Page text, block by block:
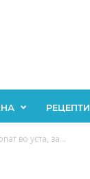
РЕЦЕПТИ
во уста, за...